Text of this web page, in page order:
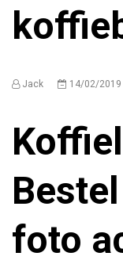
Jack 14/02/2019
foto